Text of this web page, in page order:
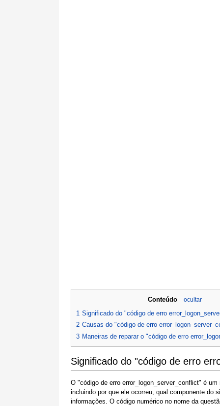
Conteúdo ocultar
1 Significado do "código de erro
2 Causas do "código de erro
3 Maneiras de reparar o "código de erro
Significado do "código de erro
O "código de erro error_logon_server_conflict" é
incluindo por que ele ocorreu, qual componente do
informações. O código numérico no nome da